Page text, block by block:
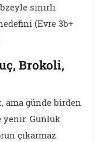
sınırlı
(Evre 3b+
Brokoli,
ama günde birden
yenir. Günlük
çıkarmaz.